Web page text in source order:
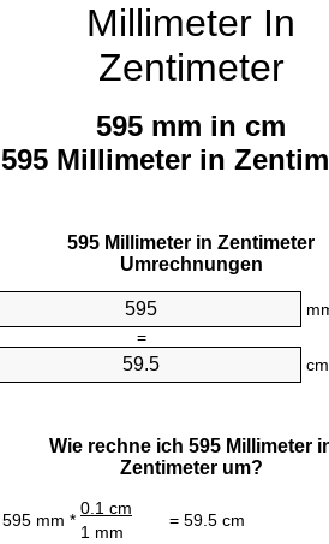
Millimeter In
Zentimeter
595 mm in cm
595 Millimeter in
595 Millimeter in Zentimeter
Umrechnungen
=
cm
Wie rechne ich 595 Millimeter
Zentimeter um?
595 mm *
0.1 cm
= 59.5 cm
1 mm